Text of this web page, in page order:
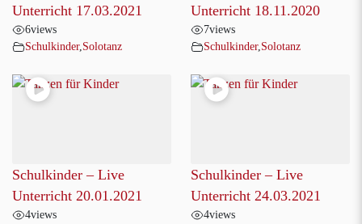
Unterricht 17.03.2021
6views
Schulkinder,Solotanz
Unterricht 18.11.2020
7views
Schulkinder,Solotanz
Schulkinder – Live
Unterricht 20.01.2021
4views
Schulkinder – Live
Unterricht 24.03.2021
4views